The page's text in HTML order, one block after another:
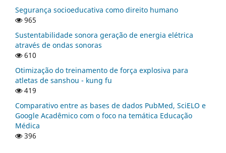
Segurança socioeducativa como direito humano
965
Sustentabilidade sonora geração de energia elétrica
através de ondas sonoras
610
Otimização do treinamento de força explosiva para
atletas de sanshou - kung fu
419
Comparativo entre as bases de dados PubMed, SciELO e
Google Acadêmico com o foco na temática Educação
Médica
396